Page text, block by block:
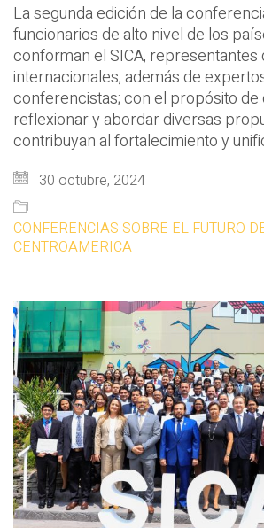
La segunda edición de la
funcionarios de alto nivel de los
conforman el SICA, representantes
internacionales, además de
conferencistas; con el propósito de
reflexionar y abordar diversas
contribuyan al fortalecimiento y
30 octubre, 2024
CONFERENCIAS SOBRE EL FUTURO
CENTROAMERICA